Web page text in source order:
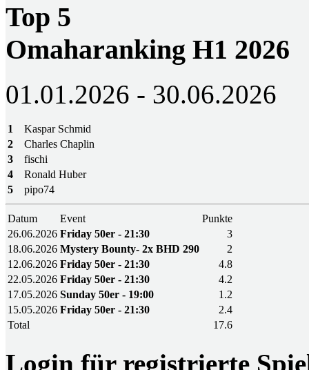
Top 5
Omaharanking H1 2026
01.01.2026 - 30.06.2026
1
Kaspar Schmid
2
Charles Chaplin
3
fischi
4
Ronald Huber
5
pipo74
Datum Event
Punkte
26.06.2026 Friday 50er - 21:30
3
18.06.2026 Mystery Bounty- 2x BHD 290
2
12.06.2026 Friday 50er - 21:30
4.8
22.05.2026 Friday 50er - 21:30
4.2
17.05.2026 Sunday 50er - 19:00
1.2
15.05.2026 Friday 50er - 21:30
2.4
Total
17.6
Login für registrierte